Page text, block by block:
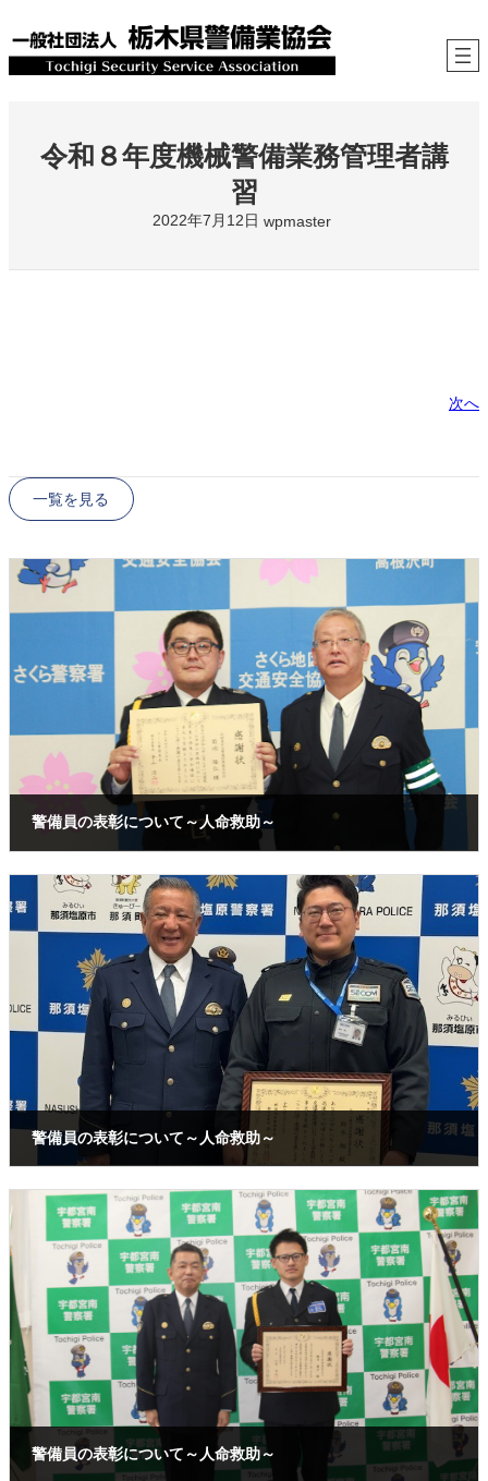
容
を
ス
令和８年度機械警備業務管理者講
習
2022年7月12日 wpmaster
次へ
一覧を見る
警備員の表彰について～人命救助～
警備員の表彰について～人命救助～
警備員の表彰について～人命救助～